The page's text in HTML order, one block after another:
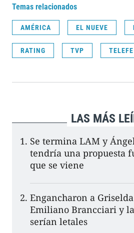
Temas relacionados
AMÉRICA EL NUEVE
RATING TVP TELEFE
LAS MÁS
Se termina LAM y
tendría una propuesta
que se viene
Engancharon a
Emiliano Brancciari y
serían letales